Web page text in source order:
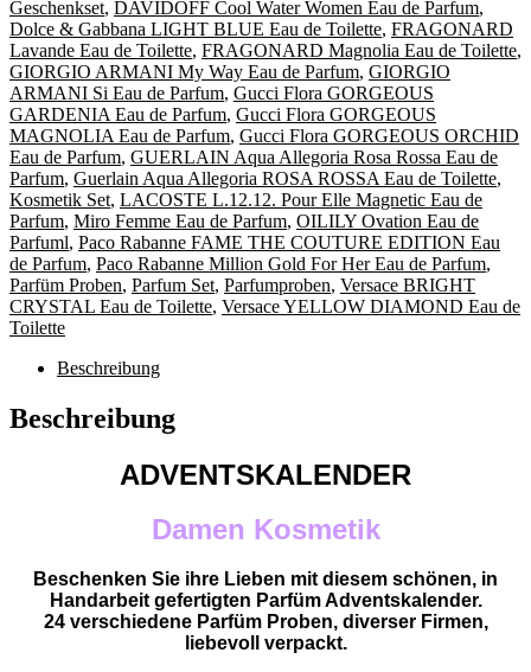
Geschenkset, DAVIDOFF Cool Water Women Eau de Parfum,
Dolce & Gabbana LIGHT BLUE Eau de Toilette, FRAGONARD
Lavande Eau de Toilette, FRAGONARD Magnolia Eau de Toilette,
GIORGIO ARMANI My Way Eau de Parfum, GIORGIO
ARMANI Si Eau de Parfum, Gucci Flora GORGEOUS
GARDENIA Eau de Parfum, Gucci Flora GORGEOUS
MAGNOLIA Eau de Parfum, Gucci Flora GORGEOUS ORCHID
Eau de Parfum, GUERLAIN Aqua Allegoria Rosa Rossa Eau de
Parfum, Guerlain Aqua Allegoria ROSA ROSSA Eau de Toilette,
Kosmetik Set, LACOSTE L.12.12. Pour Elle Magnetic Eau de
Parfum, Miro Femme Eau de Parfum, OILILY Ovation Eau de
Parfuml, Paco Rabanne FAME THE COUTURE EDITION Eau
de Parfum, Paco Rabanne Million Gold For Her Eau de Parfum,
Parfüm Proben, Parfum Set, Parfumproben, Versace BRIGHT
CRYSTAL Eau de Toilette, Versace YELLOW DIAMOND Eau de
Toilette
Beschreibung
Beschreibung
ADVENTSKALENDER
Damen Kosmetik
Beschenken Sie ihre Lieben mit diesem schönen, in
Handarbeit gefertigten Parfüm Adventskalender.
24 verschiedene Parfüm Proben, diverser Firmen,
liebevoll verpackt.